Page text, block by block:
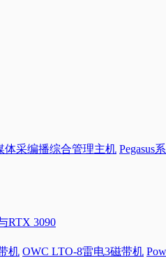
体采编播综合管理主机 Pegasus
RTX 3090
机 OWC LTO-8雷电3磁带机